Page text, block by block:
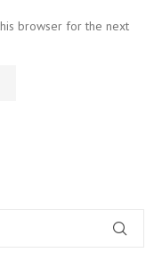
browser for the next